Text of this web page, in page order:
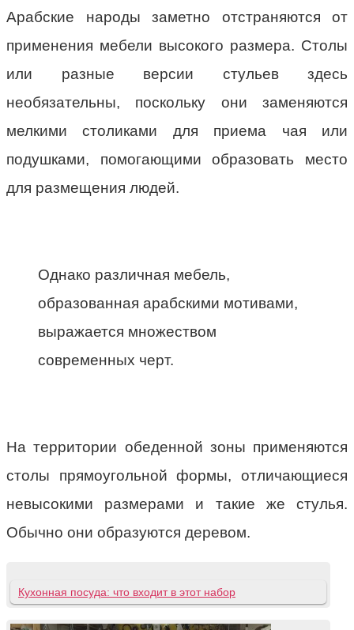
Арабские народы заметно отстраняются от
применения мебели высокого размера. Столы
или разные версии стульев здесь
необязательны, поскольку они заменяются
мелкими столиками для приема чая или
подушками, помогающими образовать место
для размещения людей.
Однако различная мебель,
образованная арабскими мотивами,
выражается множеством
современных черт.
На территории обеденной зоны применяются
столы прямоугольной формы, отличающиеся
невысокими размерами и такие же стулья.
Обычно они образуются деревом.
Кухонная посуда: что входит в этот набор